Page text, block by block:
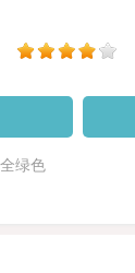
绿色